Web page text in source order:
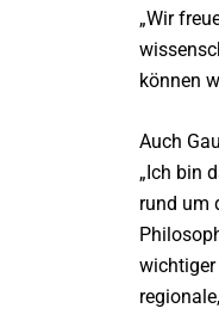
„Wir
können
Auch
„Ich bin
rund um
wichtiger